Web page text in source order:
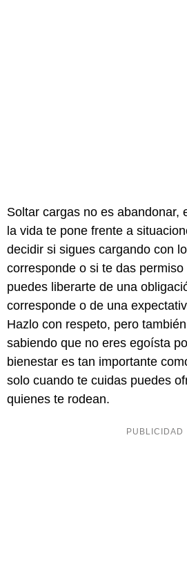
Soltar cargas no es abandonar,
la vida te pone frente a
decidir si sigues cargando con
corresponde o si te das
puedes liberarte de una
corresponde o de una
Hazlo con respeto, pero
sabiendo que no eres egoísta
bienestar es tan importante
solo cuando te cuidas puedes
quienes te rodean.